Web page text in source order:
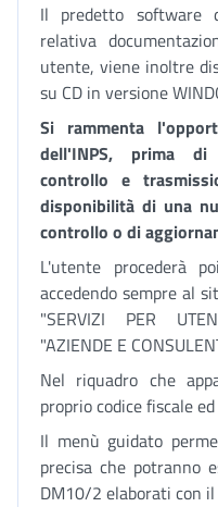
Il predetto software
relativa
utente, viene inoltre
su CD in versione
Si rammenta
dell'INPS, prima
controllo e
disponibilità di una
controllo o di
L'utente procederà
accedendo sempre al
"SERVIZI PER
"AZIENDE E
Nel riquadro che
proprio codice fiscale
Il menù guidato
precisa che potranno
DM10/2 elaborati con